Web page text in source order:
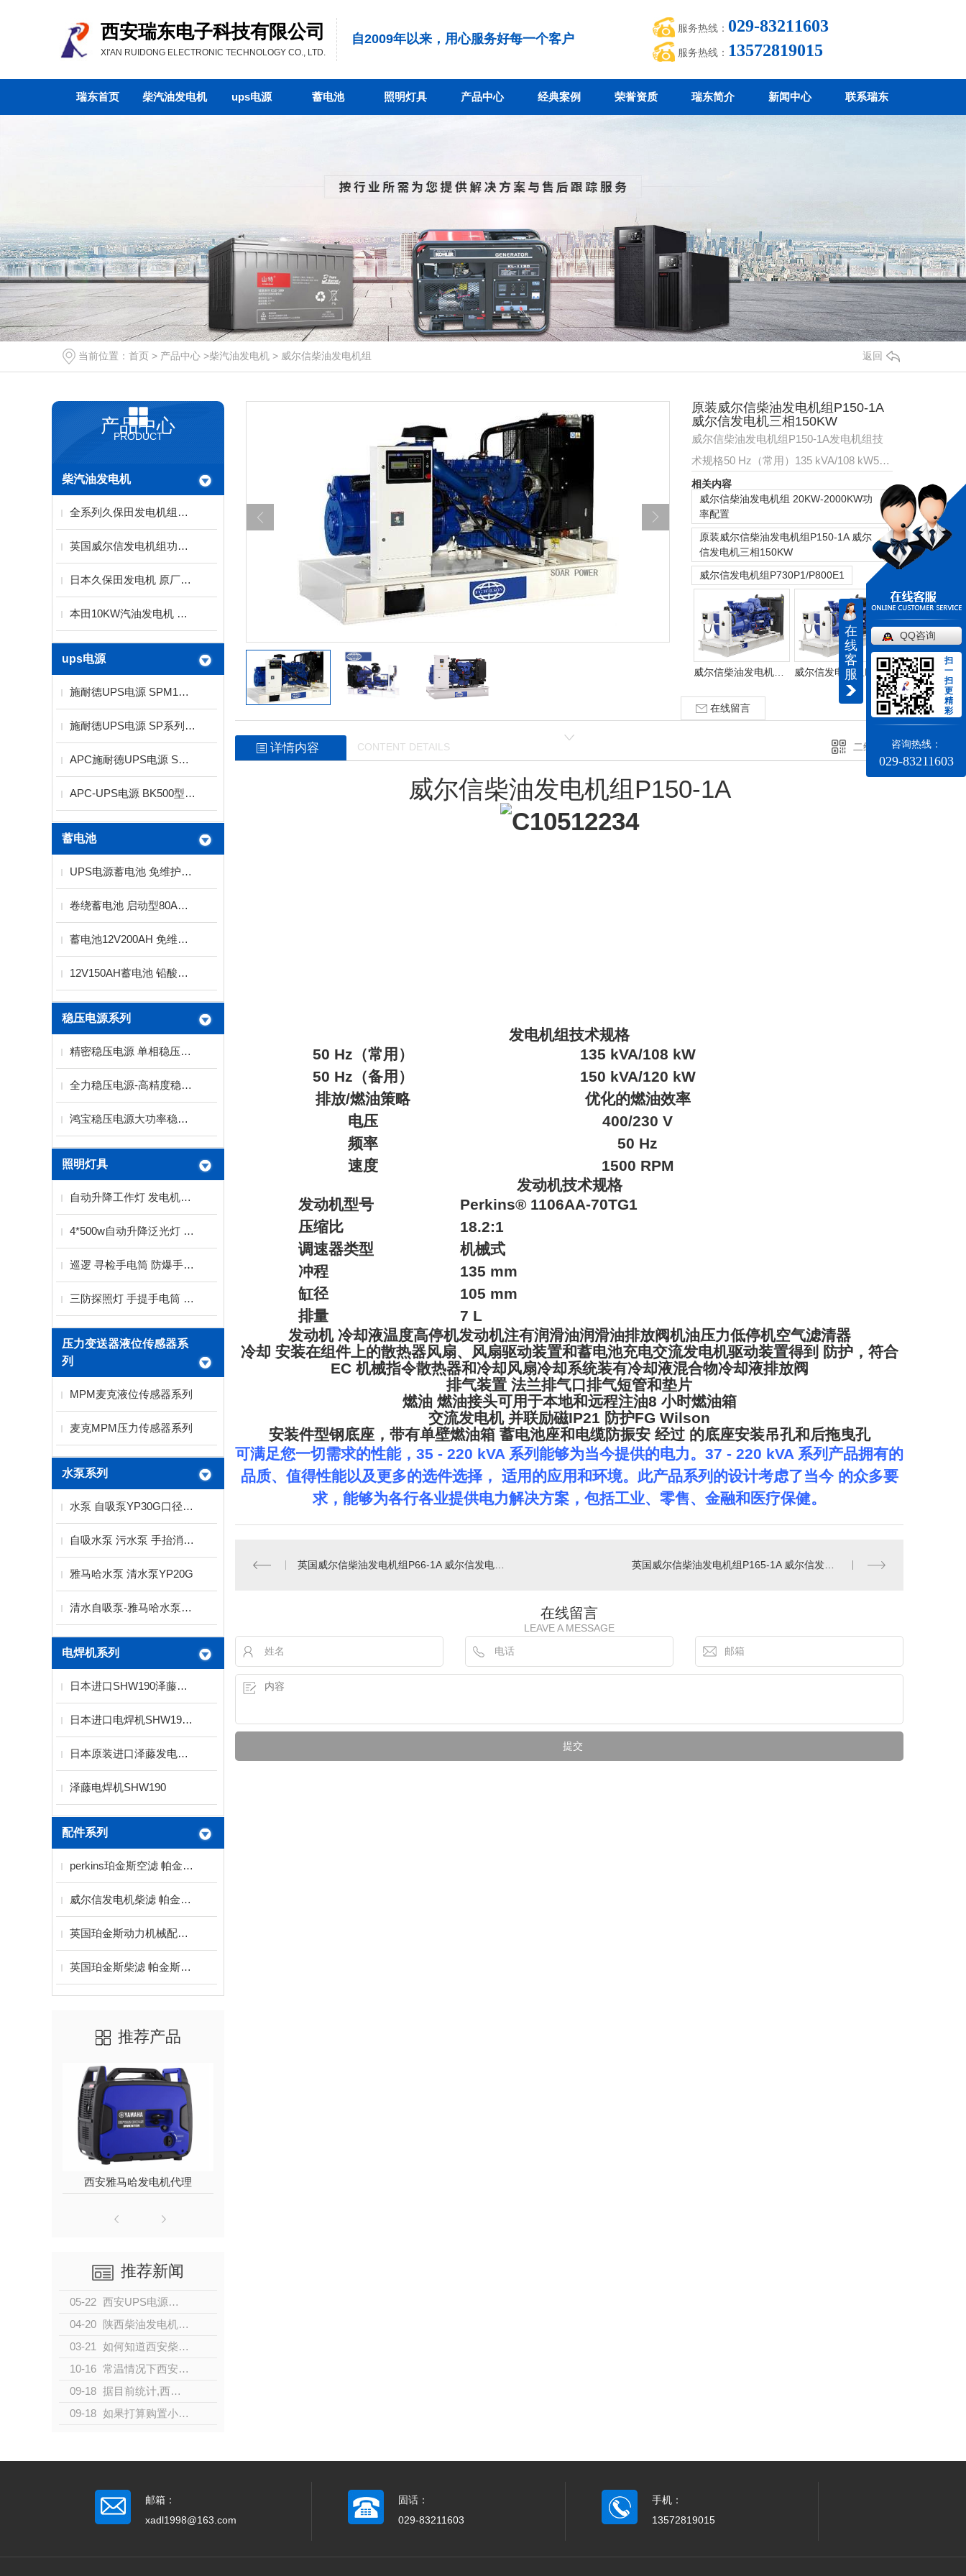
西安瑞东电子科技有限公司
XI'AN RUIDONG ELECTRONIC TECHNOLOGY CO., LTD.
自2009年以来，用心服务好每一个客户
服务热线： 029-83211603
服务热线： 13572819015
瑞东首页 柴汽油发电机 ups电源 蓄电池 照明灯具 产品中心 经典案例 荣誉资质 瑞东简介 新闻中心 联系瑞东
当前位置： 首页 > 产品中心 >柴汽油发电机 > 威尔信柴油发电机组 返回
产品中心
PRODUCT
柴汽油发电机
全系列久保田发电机组（西安）服务代理中心
英国威尔信发电机组功率范围9.5-2500KVA
日本久保田发电机 原厂水冷动力配备稀土永磁电机
本田10KW汽油发电机 单三相电启动KH-10000T
ups电源
施耐德UPS电源 SPM1K功率1KVA电压220V标机
施耐德UPS电源 SP系列1KVA标机 长机供应商
APC施耐德UPS电源 SP系列10KVA
APC-UPS电源 BK500型300W
蓄电池
UPS电源蓄电池 免维护蓄电池2V12V
卷绕蓄电池 启动型80AH螺旋卷绕技术
蓄电池12V200AH 免维护铅酸蓄电池厂家
12V150AH蓄电池 铅酸免维护蓄电池
稳压电源系列
精密稳压电源 单相稳压电源 三相稳压电源厂家
全力稳压电源-高精度稳压电源系列
鸿宝稳压电源大功率稳压电源SBW系列
照明灯具
自动升降工作灯 发电机泛光灯厂家
4*500w自动升降泛光灯 2KW发电机带工作灯
巡逻 寻检手电筒 防爆手电筒
三防探照灯 手提手电筒 LED探照灯
压力变送器液位传感器系
列
MPM麦克液位传感器系列
麦克MPM压力传感器系列
水泵系列
水泵 自吸泵YP30G口径3寸扬程15米雅马哈水泵
自吸水泵 污水泵 手抬消防水泵厂家
雅马哈水泵 清水泵YP20G
清水自吸泵-雅马哈水泵YP30G
电焊机系列
日本进口SHW190泽藤发电电焊机
日本进口电焊机SHW190 泽腾发电电焊机
日本原装进口泽藤发电焊机SHW190HS
泽藤电焊机SHW190
配件系列
perkins珀金斯空滤 帕金斯空气滤清器
威尔信发电机柴滤 帕金斯柴滤 珀金斯柴滤
英国珀金斯动力机械配件风扇皮带 活塞 车垫 气门
英国珀金斯柴滤 帕金斯柴油滤清器
推荐产品
西安雅马哈发电机代理
推荐新闻
05-22
西安UPS电源的分类
04-20
陕西柴油发电机的发展
03-21
如何知道西安柴油发电机是否过载？
10-16
常温情况下西安柴油发电机组启动不成功的原因及解决办法有哪些？
09-18
据目前统计,西安城镇居民人均住房面积从8.1平方米增加到34.4
09-18
如果打算购置小型家用发电机，有哪些型号值得推荐？
原装威尔信柴油发电机组P150-1A
威尔信发电机三相150KW
威尔信柴油发电机组P150-1A发电机组技
术规格50 Hz（常用）135 kVA/108 kW50
Hz（备用）150 kVA/120 kW排放/燃油策
略优化的燃油效率…
相关内容
威尔信柴油发电机组 20KW-2000KW功
率配置
原装威尔信柴油发电机组P150-1A 威尔
信发电机三相150KW
威尔信发电机组P730P1/P800E1
威尔信柴油发电机组 20KW-2000KW功率配置 威尔信发电机组P730P1/P800E1
在线留言
详情内容 CONTENT DETAILS 二维码分享
威尔信柴油发电机组P150-1A
发电机组技术规格
50 Hz（常用）
135 kVA/108 kW
50 Hz（备用）
150 kVA/120 kW
排放/燃油策略
优化的燃油效率
电压
400/230 V
频率
50 Hz
速度
1500 RPM
发动机技术规格
发动机型号
Perkins® 1106AA-70TG1
压缩比
18.2:1
调速器类型
机械式
冲程
135 mm
缸径
105 mm
排量
7 L
发动机 冷却液温度高停机发动机注有润滑油润滑油排放阀机油压力低停机空气滤清器
冷却 安装在组件上的散热器风扇、风扇驱动装置和蓄电池充电交流发电机驱动装置得到 防护，符合
EC 机械指令散热器和冷却风扇冷却系统装有冷却液混合物冷却液排放阀
排气装置 法兰排气口排气短管和垫片
燃油 燃油接头可用于本地和远程注油8 小时燃油箱
交流发电机 并联励磁IP21 防护FG Wilson
安装件型钢底座，带有单壁燃油箱 蓄电池座和电缆防振安 经过 的底座安装吊孔和后拖曳孔
可满足您一切需求的性能，35 - 220 kVA 系列能够为当今提供的电力。37 - 220 kVA 系列产品拥有的
品质、值得性能以及更多的选件选择， 适用的应用和环境。此产品系列的设计考虑了当今 的众多要
求，能够为各行各业提供电力解决方案，包括工业、零售、金融和医疗保健。
在线留言
LEAVE A MESSAGE
邮箱：
xadl1998@163.com
固话：
029-83211603
手机：
13572819015
在
线
客
服
QQ咨询
扫
一
扫
更
精
彩
咨询热线：
029-83211603